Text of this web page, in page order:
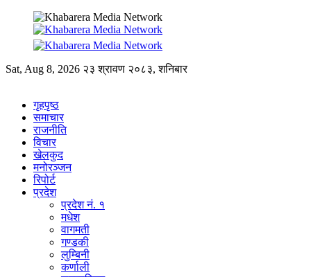
Sat, Aug 8, 2026 २३ श्रावण २०८३, शनिबार
गृहपृष्ठ
समाचार
राजनीति
विचार
खेलकुद
मनोरञ्जन
रिपोर्ट
प्रदेश
प्रदेश नं. १
मधेश
वागमती
गण्डकी
लुम्बिनी
कर्णाली